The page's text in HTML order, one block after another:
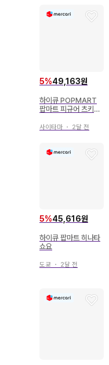
5%49,163원
하이큐 POPMART
팝마트 피규어 츠키시
사이타마 ・ 2달 전
5%45,616원
하이큐 팝마트 히나타
쇼요
도쿄 ・ 2달 전